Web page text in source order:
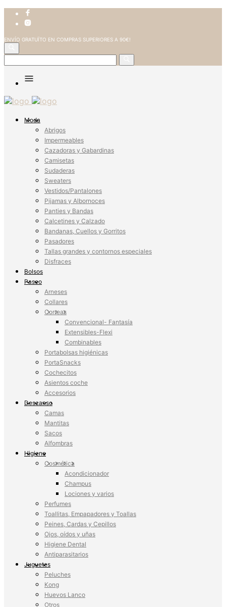
ENVÍO GRATUÏTO EN COMPRAS SUPERIORES A 90€!
Moda
Abrigos
Impermeables
Cazadoras y Gabardinas
Camisetas
Sudaderas
Sweaters
Vestidos/Pantalones
Pijamas y Albornoces
Panties y Bandas
Calcetines y Calzado
Bandanas, Cuellos y Gorritos
Pasadores
Tallas grandes y contornos especiales
Disfraces
Bolsos
Paseo
Arneses
Collares
Correas
Convencional- Fantasía
Extensibles-Flexi
Combinables
Portabolsas higiénicas
PortaSnacks
Cochecitos
Asientos coche
Accesorios
Descanso
Camas
Mantitas
Sacos
Alfombras
Higiene
Cosmética
Acondicionador
Champus
Lociones y varios
Perfumes
Toallitas, Empapadores y Toallas
Peines, Cardas y Cepillos
Ojos, oídos y uñas
Higiene Dental
Antiparasitarios
Juguetes
Peluches
Kong
Huevos Lanco
Otros